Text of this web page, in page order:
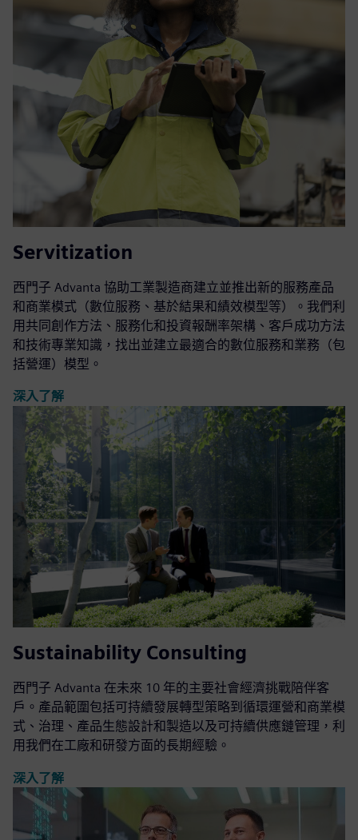
Servitization
西門子 Advanta 協助工業製造商建立並推出新的服務產品
和商業模式（數位服務、基於結果和績效模型等）。我們利
用共同創作方法、服務化和投資報酬率架構、客戶成功方法
和技術專業知識，找出並建立最適合的數位服務和業務（包
括營運）模型。
深入了解
Sustainability Consulting
西門子 Advanta 在未來 10 年的主要社會經濟挑戰陪伴客
戶。產品範圍包括可持續發展轉型策略到循環運營和商業模
式、治理、產品生態設計和製造以及可持續供應鏈管理，利
用我們在工廠和研發方面的長期經驗。
深入了解